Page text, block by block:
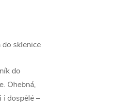
sklenice
do
Ohebná,
i dospělé –